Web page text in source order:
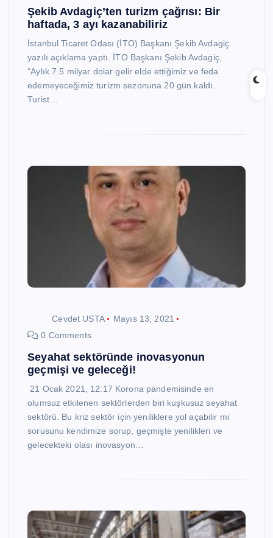
Şekib Avdagiç’ten turizm çağrısı: Bir
haftada, 3 ayı kazanabiliriz
İstanbul Ticaret Odası (İTO) Başkanı Şekib Avdagiç
yazılı açıklama yaptı. İTO Başkanı Şekib Avdagiç,
“Aylık 7.5 milyar dolar gelir elde ettiğimiz ve feda
edemeyeceğimiz turizm sezonuna 20 gün kaldı.
Turist…
Cevdet USTA
Mayıs 13, 2021
0 Comments
Seyahat sektöründe inovasyonun
geçmişi ve geleceği!
21 Ocak 2021, 12:17 Korona pandemisinde en
olumsuz etkilenen sektörlerden biri kuşkusuz seyahat
sektörü. Bu kriz sektör için yeniliklere yol açabilir mi
sorusunu kendimize sorup, geçmişte yenilikleri ve
gelecekteki olası inovasyon…